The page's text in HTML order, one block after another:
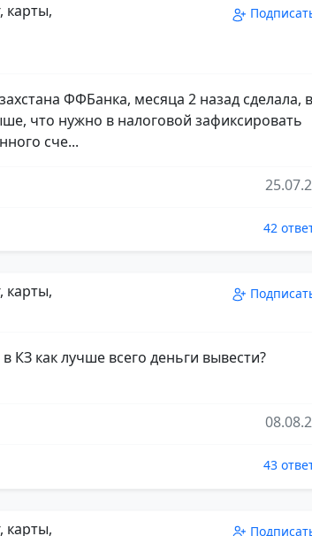
карты,
ФФБанка, месяца 2 назад сделала, в
что нужно в налоговой зафиксировать
сче...
42
карты,
КЗ как лучше всего деньги вывести?
43
карты,